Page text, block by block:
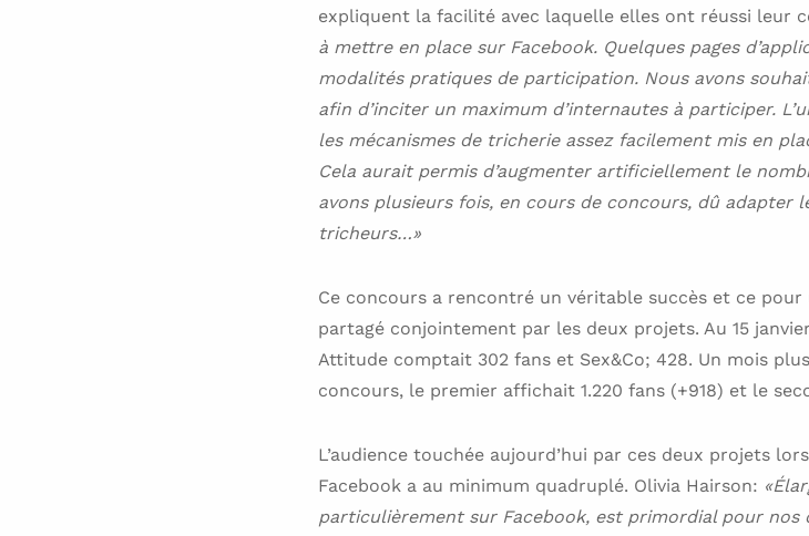
expliquent la facilité avec laquelle elles ont réussi leur
à mettre en place sur Facebook. Quelques pages
modalités pratiques de participation. Nous avons
afin d’inciter un maximum d’internautes à participer.
les mécanismes de tricherie assez facilement mis en
Cela aurait permis d’augmenter artificiellement le
avons plusieurs fois, en cours de concours, dû adapter
tricheurs…»
Ce concours a rencontré un véritable succès et ce
partagé conjointement par les deux projets. Au 15
Attitude comptait 302 fans et Sex&Co; 428. Un mois
concours, le premier affichait 1.220 fans (+918) et le
L’audience touchée aujourd’hui par ces deux projets
Facebook a au minimum quadruplé. Olivia Hairson:
particulièrement sur Facebook, est primordial pour